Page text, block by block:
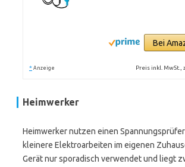
Bei
* Anzeige Preis inkl. MwSt.,
Heimwerker
Heimwerker nutzen einen
kleinere Elektroarbeiten im eigenen
Gerät nur sporadisch verwendet und liegt